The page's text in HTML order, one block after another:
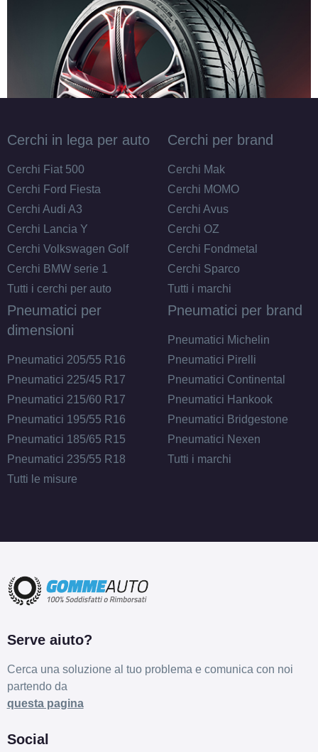
Cerchi in lega per auto
Cerchi Fiat 500
Cerchi Ford Fiesta
Cerchi Audi A3
Cerchi Lancia Y
Cerchi Volkswagen Golf
Cerchi BMW serie 1
Tutti i cerchi per auto
Cerchi per brand
Cerchi Mak
Cerchi MOMO
Cerchi Avus
Cerchi OZ
Cerchi Fondmetal
Cerchi Sparco
Tutti i marchi
Pneumatici per
dimensioni
Pneumatici 205/55 R16
Pneumatici 225/45 R17
Pneumatici 215/60 R17
Pneumatici 195/55 R16
Pneumatici 185/65 R15
Pneumatici 235/55 R18
Tutti le misure
Pneumatici per brand
Pneumatici Michelin
Pneumatici Pirelli
Pneumatici Continental
Pneumatici Hankook
Pneumatici Bridgestone
Pneumatici Nexen
Tutti i marchi
Serve aiuto?
Cerca una soluzione al tuo problema e comunica con noi
partendo da
questa pagina
Social